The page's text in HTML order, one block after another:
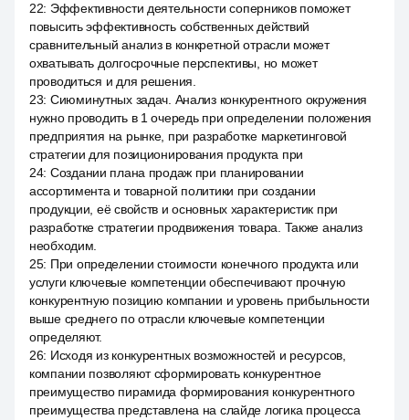
22: Эффективности деятельности соперников поможет
повысить эффективность собственных действий
сравнительный анализ в конкретной отрасли может
охватывать долгосрочные перспективы, но может
проводиться и для решения.
23: Сиюминутных задач. Анализ конкурентного окружения
нужно проводить в 1 очередь при определении положения
предприятия на рынке, при разработке маркетинговой
стратегии для позиционирования продукта при
24: Создании плана продаж при планировании
ассортимента и товарной политики при создании
продукции, её свойств и основных характеристик при
разработке стратегии продвижения товара. Также анализ
необходим.
25: При определении стоимости конечного продукта или
услуги ключевые компетенции обеспечивают прочную
конкурентную позицию компании и уровень прибыльности
выше среднего по отрасли ключевые компетенции
определяют.
26: Исходя из конкурентных возможностей и ресурсов,
компании позволяют сформировать конкурентное
преимущество пирамида формирования конкурентного
преимущества представлена на слайде логика процесса